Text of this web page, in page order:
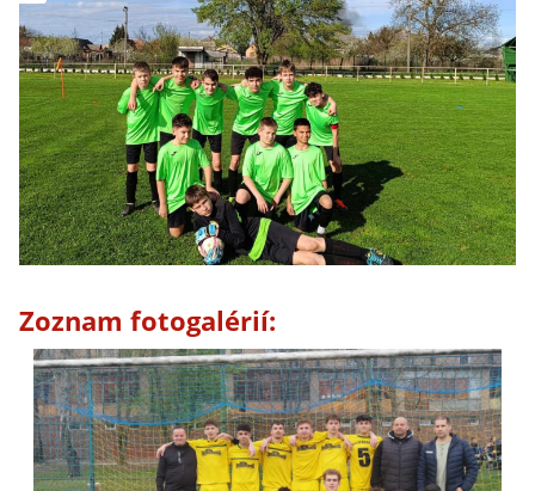
Zoznam fotogalérií: